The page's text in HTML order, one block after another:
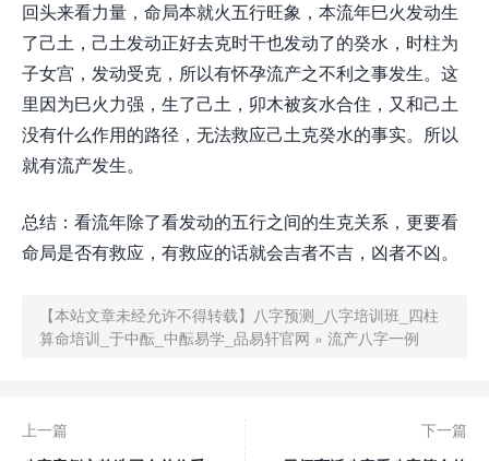
回头来看力量，命局本就火五行旺象，本流年巳火发动生
了己土，己土发动正好去克时干也发动了的癸水，时柱为
子女宫，发动受克，所以有怀孕流产之不利之事发生。这
里因为巳火力强，生了己土，卯木被亥水合住，又和己土
没有什么作用的路径，无法救应己土克癸水的事实。所以
就有流产发生。
总结：看流年除了看发动的五行之间的生克关系，更要看
命局是否有救应，有救应的话就会吉者不吉，凶者不凶。
【本站文章未经允许不得转载】
八字预测_八字培训班_四柱
算命培训_于中酝_中酝易学_品易轩官网 » 流产八字一例
上一篇
下一篇